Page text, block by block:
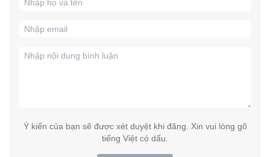
Ý kiến của bạn sẽ được xét duyệt khi đăng. Xin vui lòng gõ
tiếng Việt có dấu.